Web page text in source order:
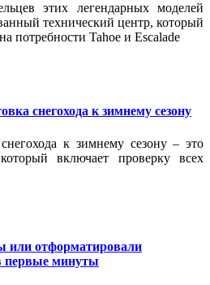
этих легендарных моделей
технический центр, который
потребности Tahoe и Escalade
снегохода к зимнему сезону
к зимнему сезону – это
включает проверку всех
или отформатировали
первые минуты